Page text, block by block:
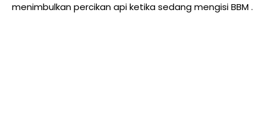
menimbulkan percikan api ketika sedang mengisi BBM .